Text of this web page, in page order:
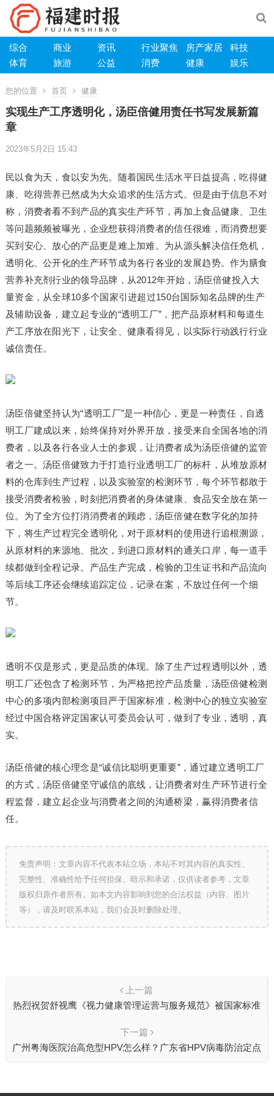
综合 商业 资讯 行业聚焦 房产家居
科技
体育
旅游 公益 消费 健康 娱乐
您的位置 首页 健康
实现生产工序透明化，汤臣倍健用责任书写发展新篇
章
2023年5月2日 15:43
民以食为天，食以安为先。随着国民生活水平日益提高，吃得健
康、吃得营养已然成为大众追求的生活方式。但是由于信息不对
称，消费者看不到产品的真实生产环节，再加上食品健康、卫生
等问题频频被曝光，企业想获得消费者的信任很难，而消费想要
买到安心、放心的产品更是难上加难。为从源头解决信任危机，
透明化、公开化的生产环节成为各行各业的发展趋势。作为膳食
营养补充剂行业的领导品牌，从2012年开始，汤臣倍健投入大
量资金，从全球10多个国家引进超过150台国际知名品牌的生产
及辅助设备，建立起专业的“透明工厂”，把产品原材料和每道生
产工序放在阳光下，让安全、健康看得见，以实际行动践行行业
诚信责任。
汤臣倍健坚持认为“透明工厂”是一种信心，更是一种责任，自透
明工厂建成以来，始终保持对外界开放，接受来自全国各地的消
费者，以及各行各业人士的参观，让消费者成为汤臣倍健的监管
者之一。汤臣倍健致力于打造行业透明工厂的标杆，从堆放原材
料的仓库到生产过程，以及实验室的检测环节，每个环节都敢于
接受消费者检验，时刻把消费者的身体健康、食品安全放在第一
位。为了全方位打消消费者的顾虑，汤臣倍健在数字化的加持
下，将生产过程完全透明化，对于原材料的使用进行追根溯源，
从原材料的来源地、批次，到进口原材料的通关口岸，每一道手
续都做到全程记录。产品生产完成，检验的卫生证书和产品流向
等后续工序还会继续追踪定位，记录在案，不放过任何一个细
节。
透明不仅是形式，更是品质的体现。除了生产过程透明以外，透
明工厂还包含了检测环节，为严格把控产品质量，汤臣倍健检测
中心的多项内部检测项目严于国家标准，检测中心的独立实验室
经过中国合格评定国家认可委员会认可，做到了专业，透明，真
实。
汤臣倍健的核心理念是“诚信比聪明更重要”，通过建立透明工厂
的方式，汤臣倍健坚守诚信的底线，让消费者对生产环节进行全
程监督，建立起企业与消费者之间的沟通桥梁，赢得消费者信
任。
免责声明：文章内容不代表本站立场，本站不对其内容的真实性、
完整性、准确性给予任何担保、暗示和承诺，仅供读者参考，文章
版权归原作者所有。如本文内容影响到您的合法权益（内容、图片
等），请及时联系本站，我们会及时删除处理。
上一篇
热烈祝贺舒视鹰《视力健康管理运营与服务规范》被国家标准
下一篇
广州粤海医院治高危型HPV怎么样？广东省HPV病毒防治定点